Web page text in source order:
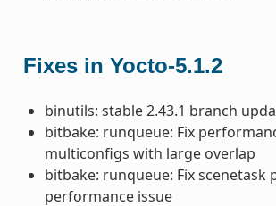
Fixes in Yocto-5.1.2
binutils: stable 2.43.1 branch
bitbake: runqueue: Fix
multiconfigs with large overlap
bitbake: runqueue: Fix scenetask
performance issue